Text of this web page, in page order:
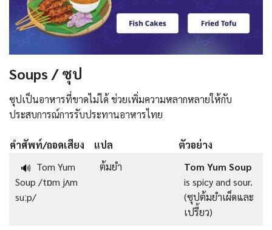
Soups / ซุป
ซุปเป็นอาหารที่ขาดไม่ได้ ช่วยเพิ่มความหลากหลายให้กับ
ประสบการณ์การรับประทานอาหารไทย
คำศัพท์/ถอดเสียง แปล
ตัวอย่าง
🔊 Tom Yum
Soup /tɒm jʌm
suːp/
ต้มยำ
Tom Yum Soup
is spicy and sour.
(ซุปต้มยำเผ็ดและ
เปรี้ยว)